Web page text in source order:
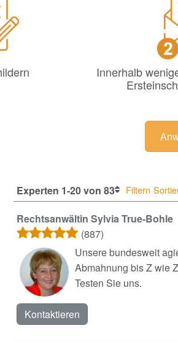
Innerhalb
Experten 1-20 von 83 Filtern
Rechtsanwältin Sylvia True-Bohle
(887)
Unsere bundesweit
Abmahnung bis Z wie
Testen Sie uns.
Kontaktieren